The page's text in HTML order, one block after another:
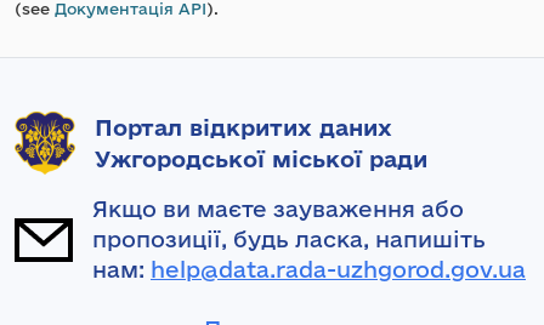
(see Документація API).
Портал відкритих даних
Ужгородської міської ради
Якщо ви маєте зауваження або
пропозиції, будь ласка, напишіть
нам: help@data.rada-uzhgorod.gov.ua